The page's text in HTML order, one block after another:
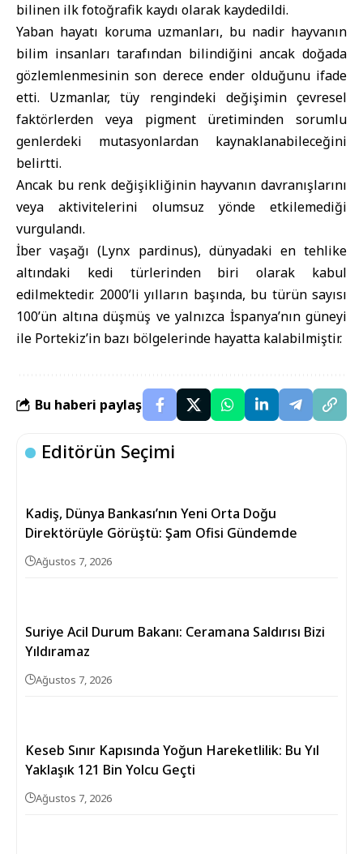
bilinen ilk fotoğrafik kaydı olarak kaydedildi.
Yaban hayatı koruma uzmanları, bu nadir hayvanın
bilim insanları tarafından bilindiğini ancak doğada
gözlemlenmesinin son derece ender olduğunu ifade
etti. Uzmanlar, tüy rengindeki değişimin çevresel
faktörlerden veya pigment üretiminden sorumlu
genlerdeki mutasyonlardan kaynaklanabileceğini
belirtti.
Ancak bu renk değişikliğinin hayvanın davranışlarını
veya aktivitelerini olumsuz yönde etkilemediği
vurgulandı.
İber vaşağı (Lynx pardinus), dünyadaki en tehlike
altındaki kedi türlerinden biri olarak kabul
edilmektedir. 2000’li yılların başında, bu türün sayısı
100’ün altına düşmüş ve yalnızca İspanya’nın güneyi
ile Portekiz’in bazı bölgelerinde hayatta kalabilmiştir.
Bu haberi paylaş
Editörün Seçimi
Kadiş, Dünya Bankası’nın Yeni Orta Doğu
Direktörüyle Görüştü: Şam Ofisi Gündemde
Ağustos 7, 2026
Suriye Acil Durum Bakanı: Ceramana Saldırısı Bizi
Yıldıramaz
Ağustos 7, 2026
Keseb Sınır Kapısında Yoğun Hareketlilik: Bu Yıl
Yaklaşık 121 Bin Yolcu Geçti
Ağustos 7, 2026